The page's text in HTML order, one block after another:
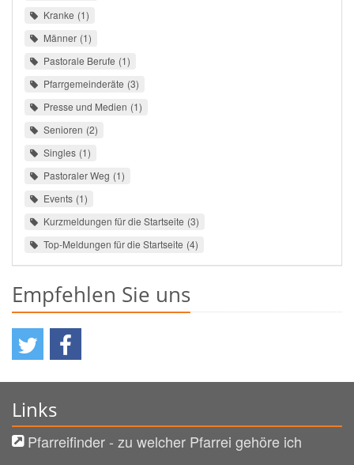
Kranke 1
Männer 1
Pastorale Berufe 1
Pfarrgemeinderäte 3
Presse und Medien 1
Senioren 2
Singles 1
Pastoraler Weg 1
Events 1
Kurzmeldungen für die Startseite 3
Top-Meldungen für die Startseite 4
Empfehlen Sie uns
Links
Pfarreifinder - zu welcher Pfarrei gehöre ich